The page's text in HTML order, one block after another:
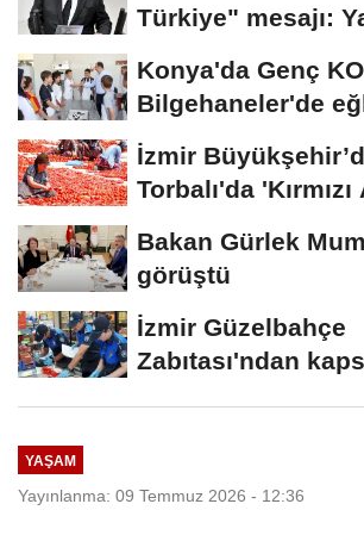
Türkiye" mesajı:
Konya'da Genç
Bilgehaneler'de
İzmir
Torbalı'da 'Kırmızı
Bakan Gürlek
görüştü
İzmir Güzelbahçe
Zabıtası'ndan
YAŞAM
Yayınlanma: 09 Temmuz 2026 - 12:36